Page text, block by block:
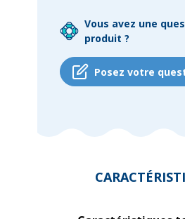
Vous avez une
produit ?
Posez votre